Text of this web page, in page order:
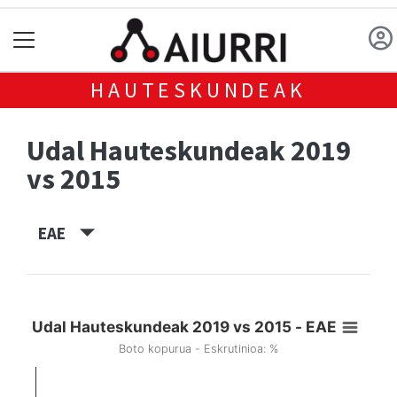
HAUTESKUNDEAK
Udal Hauteskundeak 2019
vs 2015
EAE
Udal Hauteskundeak 2019 vs 2015 - EAE
Boto kopurua - Eskrutinioa: %